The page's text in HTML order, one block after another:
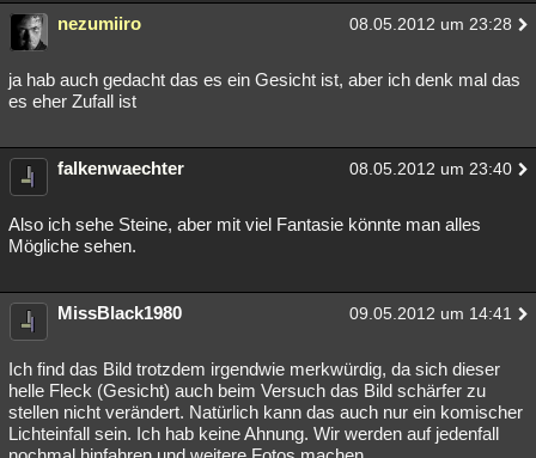
nezumiiro 08.05.2012 um 23:28
ja hab auch gedacht das es ein Gesicht ist, aber ich denk mal das
es eher Zufall ist
falkenwaechter 08.05.2012 um 23:40
Also ich sehe Steine, aber mit viel Fantasie könnte man alles
Mögliche sehen.
MissBlack1980 09.05.2012 um 14:41
Ich find das Bild trotzdem irgendwie merkwürdig, da sich dieser
helle Fleck (Gesicht) auch beim Versuch das Bild schärfer zu
stellen nicht verändert. Natürlich kann das auch nur ein komischer
Lichteinfall sein. Ich hab keine Ahnung. Wir werden auf jedenfall